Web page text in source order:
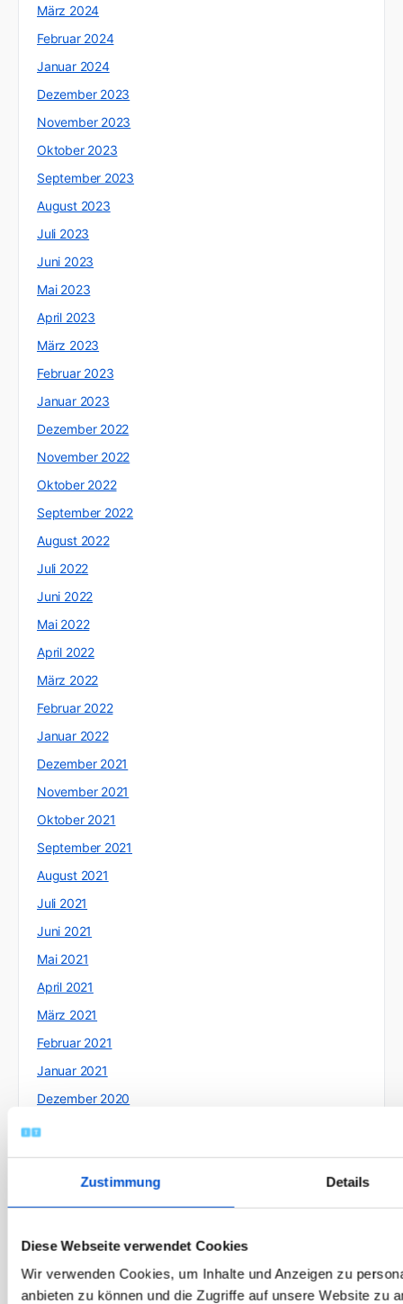
Zustimmung Details
Diese Webseite verwendet Cookies
Wir verwenden Cookies, um Inhalte und Anzeigen zu
anbieten zu können und die Zugriffe auf unsere Website zu
März 2024
Februar 2024
Januar 2024
Dezember 2023
November 2023
Oktober 2023
September 2023
August 2023
Juli 2023
Juni 2023
Mai 2023
April 2023
März 2023
Februar 2023
Januar 2023
Dezember 2022
November 2022
Oktober 2022
September 2022
August 2022
Juli 2022
Juni 2022
Mai 2022
April 2022
März 2022
Februar 2022
Januar 2022
Dezember 2021
November 2021
Oktober 2021
September 2021
August 2021
Juli 2021
Juni 2021
Mai 2021
April 2021
März 2021
Februar 2021
Januar 2021
Dezember 2020
November 2020
Oktober 2020
September 2020
August 2020
Juli 2020
Mai 2020